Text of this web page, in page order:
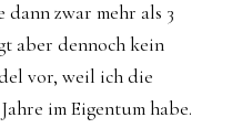
dann zwar mehr als 3
aber dennoch kein
vor, weil ich die
im Eigentum habe.